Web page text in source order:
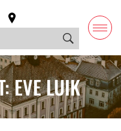
EVE LUIK